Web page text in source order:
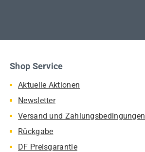
Shop Service
Aktuelle Aktionen
Newsletter
Versand und Zahlungsbedingungen
Rückgabe
DF Preisgarantie